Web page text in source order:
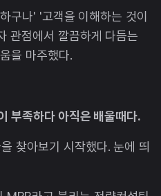
구나' '고객을 이해하는 것이
관점에서 깔끔하게 다듬는
을 마주했다.
부족하다 아직은 배울때다.
찾아보기 시작했다. 눈에 띄